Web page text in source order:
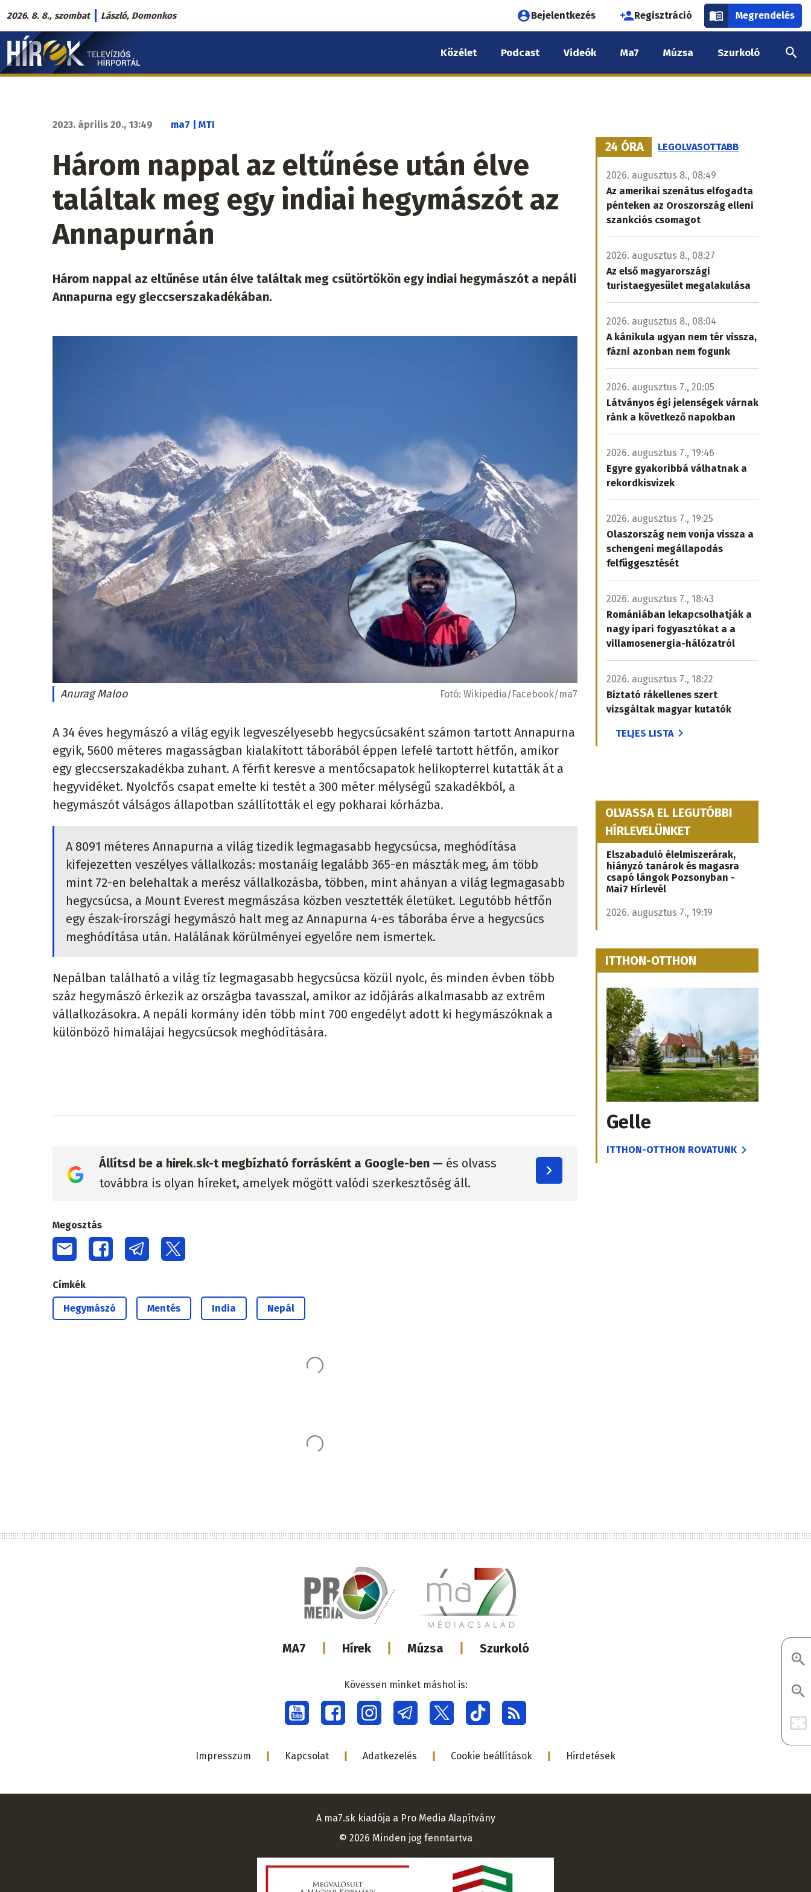
Ugrás
a
tartalomra
2026. 8. 8., szombat László, Domonkos
Felhasználói
fiók
menüje
Bejelentkezés Regisztráció Megrendelés
Hírek.sk
fő
Közélet Podcast Videók Ma7 Múzsa Szurkoló
2023. április 20., 13:49 ma7 | MTI
Három nappal az eltűnése után élve
találtak meg egy indiai hegymászót az
Annapurnán
Három nappal az eltűnése után élve találtak meg csütörtökön egy indiai hegymászót a nepáli
Annapurna egy gleccserszakadékában.
Anurag Maloo Fotó: Wikipedia/Facebook/ma7
A 34 éves hegymászó a világ egyik legveszélyesebb hegycsúcsaként számon tartott Annapurna
egyik, 5600 méteres magasságban kialakított táborából éppen lefelé tartott hétfőn, amikor
egy gleccserszakadékba zuhant. A férfit keresve a mentőcsapatok helikopterrel kutatták át a
hegyvidéket. Nyolcfős csapat emelte ki testét a 300 méter mélységű szakadékból, a
hegymászót válságos állapotban szállították el egy pokharai kórházba.
A 8091 méteres Annapurna a világ tizedik legmagasabb hegycsúcsa, meghódítása
kifejezetten veszélyes vállalkozás: mostanáig legalább 365-en mászták meg, ám több
mint 72-en belehaltak a merész vállalkozásba, többen, mint ahányan a világ legmagasabb
hegycsúcsa, a Mount Everest megmászása közben vesztették életüket. Legutóbb hétfőn
egy észak-írországi hegymászó halt meg az Annapurna 4-es táborába érve a hegycsúcs
meghódítása után. Halálának körülményei egyelőre nem ismertek.
Nepálban található a világ tíz legmagasabb hegycsúcsa közül nyolc, és minden évben több
száz hegymászó érkezik az országba tavasszal, amikor az időjárás alkalmasabb az extrém
vállalkozásokra. A nepáli kormány idén több mint 700 engedélyt adott ki hegymászóknak a
különböző himalájai hegycsúcsok meghódítására.
Állítsd be a hirek.sk-t megbízható forrásként a Google-ben — és olvass
továbbra is olyan híreket, amelyek mögött valódi szerkesztőség áll.
Megosztás
Címkék
Hegymászó Mentés India Nepál
24 ÓRA LEGOLVASOTTABB
2026. augusztus 8., 08:49
Az amerikai szenátus elfogadta
pénteken az Oroszország elleni
szankciós csomagot
2026. augusztus 8., 08:27
Az első magyarországi
turistaegyesület megalakulása
2026. augusztus 8., 08:04
A kánikula ugyan nem tér vissza,
fázni azonban nem fogunk
2026. augusztus 7., 20:05
Látványos égi jelenségek várnak
ránk a következő napokban
2026. augusztus 7., 19:46
Egyre gyakoribbá válhatnak a
rekordkisvizek
2026. augusztus 7., 19:25
Olaszország nem vonja vissza a
schengeni megállapodás
felfüggesztését
2026. augusztus 7., 18:43
Romániában lekapcsolhatják a
nagy ipari fogyasztókat a a
villamosenergia-hálózatról
2026. augusztus 7., 18:22
Biztató rákellenes szert
vizsgáltak magyar kutatók
TELJES LISTA
OLVASSA EL LEGUTÓBBI
HÍRLEVELÜNKET
Elszabaduló élelmiszerárak,
hiányzó tanárok és magasra
csapó lángok Pozsonyban -
Mai7 Hírlevél
2026. augusztus 7., 19:19
ITTHON-OTTHON
Gelle
ITTHON-OTTHON ROVATUNK
Lábléc
médiacsalád
MA7 Hírek Múzsa Szurkoló
Social
menu
Kövessen minket máshol is:
Lábléc
Impresszum Kapcsolat Adatkezelés Cookie beállítások Hirdetések
A ma7.sk kiadója a Pro Media Alapítvány
© 2026 Minden jog fenntartva